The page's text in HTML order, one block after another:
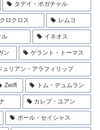
タデイ・ポガチャル
ロクロス レムコ
ル イネオス
ン ゲラント・トーマス
ュリアン・アラフィリップ
Zwift トム・デュムラン
カレブ・ユアン
ポール・セイシャス